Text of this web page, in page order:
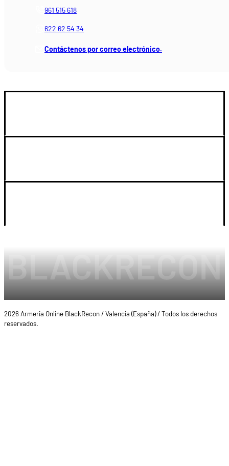
961 515 618
622 62 54 34
Contáctenos por correo electrónico.
2026 Armeria Online BlackRecon / Valencia (España) / Todos los derechos
reservados.